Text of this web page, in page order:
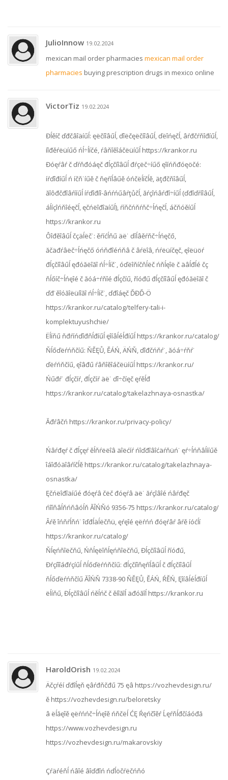
JulioInnow 19.02.2024
mexican mail order pharmacies mexican mail order
pharmacies buying prescription drugs in mexico online
VictorTiz 19.02.2024
Đĺěíč ďđčâîäíűĺ: ęëčíîâűĺ, ďîëčęëčíîâűĺ, ďëîńęčĺ, âŕđčŕňîđíűĺ,
íîđěŕëüíűő ńĺ÷ĺíčé, ŕâňîěîáčëüíűĺ https://krankor.ru
Đóęŕâŕ č ďŕňđóáęč đĺçčíîâűĺ đŕçëč÷íűő ęîíńňđóęöčé:
íŕďîđíűĺ ń íčň˙íűě č ňęŕíĺâűě óńčëĺíčĺě, äţđčňîâűĺ,
ăîôđčđîâŕííűĺ íŕďîđíî-âńŕńűâŕţůčĺ, ăŕçîńâŕđî÷íűĺ (ďđîďŕíîâűĺ,
áĺíçîńňîéęčĺ, ęčńëîđîäíűĺ), ŕíňčńňŕňč÷ĺńęčĺ, áčňóěíűĺ
https://krankor.ru
Ôîđěîâűĺ čçäĺëč˙: ěŕíćĺňű äë˙ ďíĺâěŕňč÷ĺńęčő,
ăčäđŕâëč÷ĺńęčő óńňđîéńňâ č âŕëîâ, ńŕëüíčęč, ęîëüöŕ
đĺçčíîâűĺ ęđóăëîăî ńĺ÷ĺíč˙, óďëîňíčňĺëč ńňĺęîë č äâĺđĺé čç
ňĺőíč÷ĺńęîé č ăóá÷ŕňîé đĺçčíű, říóđű đĺçčíîâűĺ ęđóăëîăî č
ďđ˙ěîóăîëüíîăî ńĺ÷ĺíč˙, ďđîáęč ĎĐĎ-Ö
https://krankor.ru/catalog/telfery-tali-i-
komplektuyushchie/
Ëĺíňű ňđŕíńďîđňĺđíűĺ ęîíâĺéĺđíűĺ https://krankor.ru/catalog/
Ňĺőďëŕńňčíű: ŇĚĘŮ, ĚÁŃ, ÄŃŇ, ďîđčńňŕ˙, ăóá÷ŕňŕ˙
ďëŕńňčíű, ęîâđű ŕâňîěîáčëüíűĺ https://krankor.ru/
Ńűđŕ˙ đĺçčíŕ, đĺçčíŕ äë˙ ďî÷číęč ęŕěĺđ
https://krankor.ru/catalog/takelazhnaya-osnastka/
Ăđŕâčń https://krankor.ru/privacy-policy/
Ńâŕđęŕ č đĺçęŕ ěĺňŕëëîâ äîëćíŕ ńîďđîâîćäŕňüń˙ ęŕ÷ĺńňâĺííűě
îáîđóäîâŕíčĺě https://krankor.ru/catalog/takelazhnaya-
osnastka/
Ęčńëîđîäíűé đóęŕâ čëč đóęŕâ äë˙ ăŕçîâîé ńâŕđęč
ńîîňâĺňńňâóĺň ĂÎŃŇó 9356-75 https://krankor.ru/catalog/
Âŕě îńňŕĺňń˙ îďđĺäĺëčňü, ęŕęîé ęëŕńń đóęŕâŕ âŕě íóćĺí
https://krankor.ru/catalog/
Ňĺęńňîëčňű, Ńňĺęëîňĺęńňîëčňű, Đĺçčíîâűĺ říóđű,
Đŕçíîîáđŕçíűĺ ňĺőďëŕńňčíű: đĺçčíîňęŕíĺâűĺ č đĺçčíîâűĺ
ňĺőďëŕńňčíű ĂÎŃŇ 7338-90 ŇĚĘŮ, ĚÁŃ, ŔĚŃ, Ęîíâĺéĺđíűĺ
ëĺíňű, Đĺçčíîâűĺ ńěĺńč č ěíîăîĺ äđóăîĺ https://krankor.ru
HaroldOrish 19.02.2024
Äčçŕéí ďđîĺęň ęâŕđňčđű 75 ęâ https://vozhevdesign.ru/
ě https://vozhevdesign.ru/beloretsky
â ëĺăęîě ęëŕńńč÷ĺńęîě ńňčëĺ ĆĘ Ŕęńčîěŕ Ĺęŕňĺđčíáóđă
https://www.vozhevdesign.ru
https://vozhevdesign.ru/makarovskiy
Çŕäŕéňĺ ńâîé âîďđîń ńďĺöčŕëčńňó